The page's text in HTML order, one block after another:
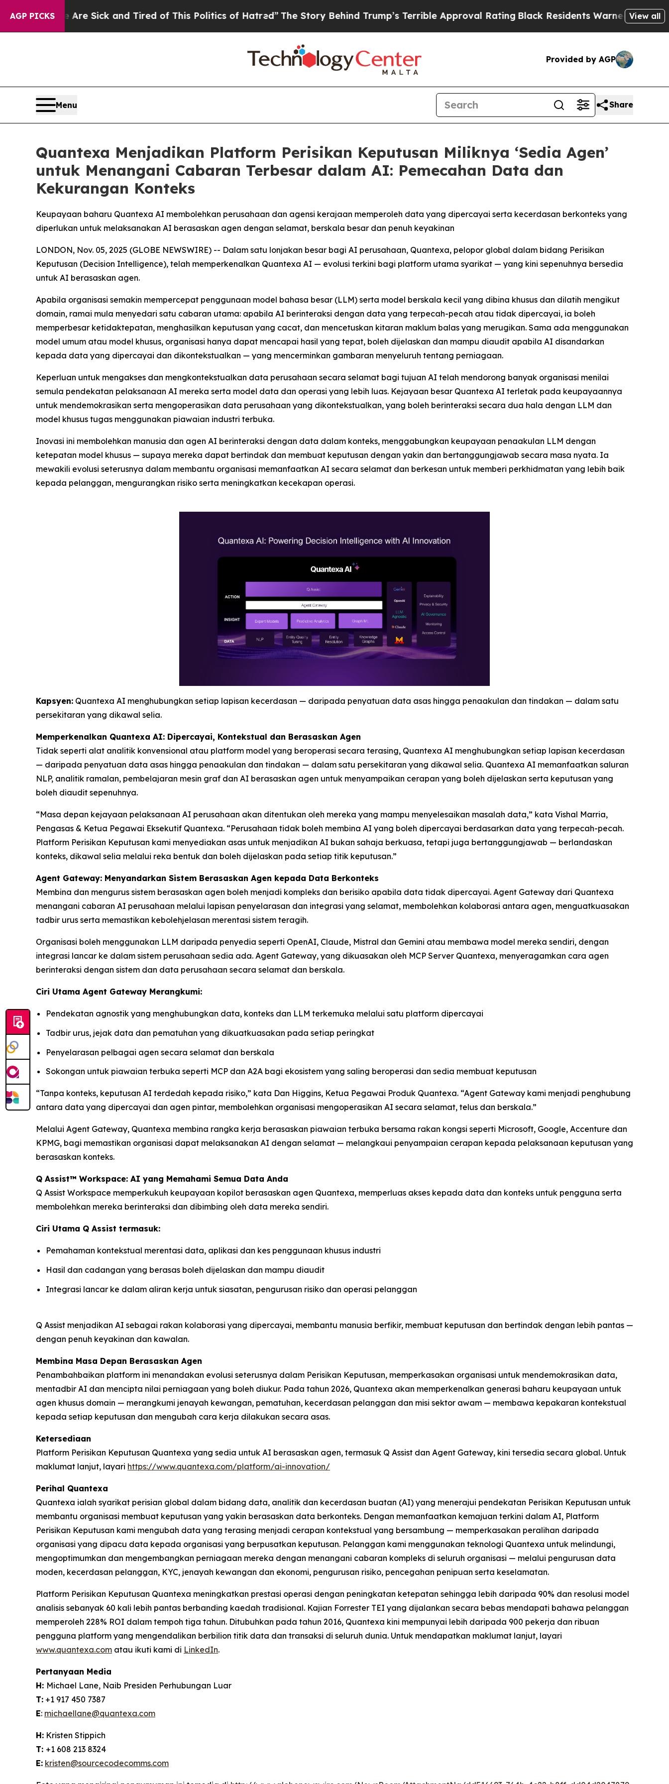
AGP PICKS
Are Sick and Tired of This Politics of Hatred”The Story Behind Trump’s Terrible Approval RatingBlack Residents Warned of Abusive Cops for
View all
Provided by AGP
Menu Share
Quantexa Menjadikan Platform Perisikan Keputusan Miliknya ‘Sedia Agen’
untuk Menangani Cabaran Terbesar dalam AI: Pemecahan Data dan
Kekurangan Konteks
Keupayaan baharu Quantexa AI membolehkan perusahaan dan agensi kerajaan memperoleh data yang dipercayai serta kecerdasan berkonteks yang
diperlukan untuk melaksanakan AI berasaskan agen dengan selamat, berskala besar dan penuh keyakinan
LONDON, Nov. 05, 2025 (GLOBE NEWSWIRE) -- Dalam satu lonjakan besar bagi AI perusahaan, Quantexa, pelopor global dalam bidang Perisikan
Keputusan (Decision Intelligence), telah memperkenalkan Quantexa AI — evolusi terkini bagi platform utama syarikat — yang kini sepenuhnya bersedia
untuk AI berasaskan agen.
Apabila organisasi semakin mempercepat penggunaan model bahasa besar (LLM) serta model berskala kecil yang dibina khusus dan dilatih mengikut
domain, ramai mula menyedari satu cabaran utama: apabila AI berinteraksi dengan data yang terpecah-pecah atau tidak dipercayai, ia boleh
memperbesar ketidaktepatan, menghasilkan keputusan yang cacat, dan mencetuskan kitaran maklum balas yang merugikan. Sama ada menggunakan
model umum atau model khusus, organisasi hanya dapat mencapai hasil yang tepat, boleh dijelaskan dan mampu diaudit apabila AI disandarkan
kepada data yang dipercayai dan dikontekstualkan — yang mencerminkan gambaran menyeluruh tentang perniagaan.
Keperluan untuk mengakses dan mengkontekstualkan data perusahaan secara selamat bagi tujuan AI telah mendorong banyak organisasi menilai
semula pendekatan pelaksanaan AI mereka serta model data dan operasi yang lebih luas. Kejayaan besar Quantexa AI terletak pada keupayaannya
untuk mendemokrasikan serta mengoperasikan data perusahaan yang dikontekstualkan, yang boleh berinteraksi secara dua hala dengan LLM dan
model khusus tugas menggunakan piawaian industri terbuka.
Inovasi ini membolehkan manusia dan agen AI berinteraksi dengan data dalam konteks, menggabungkan keupayaan penaakulan LLM dengan
ketepatan model khusus — supaya mereka dapat bertindak dan membuat keputusan dengan yakin dan bertanggungjawab secara masa nyata. Ia
mewakili evolusi seterusnya dalam membantu organisasi memanfaatkan AI secara selamat dan berkesan untuk memberi perkhidmatan yang lebih baik
kepada pelanggan, mengurangkan risiko serta meningkatkan kecekapan operasi.
Kapsyen: Quantexa AI menghubungkan setiap lapisan kecerdasan — daripada penyatuan data asas hingga penaakulan dan tindakan — dalam satu
persekitaran yang dikawal selia.
Memperkenalkan Quantexa AI: Dipercayai, Kontekstual dan Berasaskan Agen
Tidak seperti alat analitik konvensional atau platform model yang beroperasi secara terasing, Quantexa AI menghubungkan setiap lapisan kecerdasan
— daripada penyatuan data asas hingga penaakulan dan tindakan — dalam satu persekitaran yang dikawal selia. Quantexa AI memanfaatkan saluran
NLP, analitik ramalan, pembelajaran mesin graf dan AI berasaskan agen untuk menyampaikan cerapan yang boleh dijelaskan serta keputusan yang
boleh diaudit sepenuhnya.
“Masa depan kejayaan pelaksanaan AI perusahaan akan ditentukan oleh mereka yang mampu menyelesaikan masalah data,” kata Vishal Marria,
Pengasas & Ketua Pegawai Eksekutif Quantexa. “Perusahaan tidak boleh membina AI yang boleh dipercayai berdasarkan data yang terpecah-pecah.
Platform Perisikan Keputusan kami menyediakan asas untuk menjadikan AI bukan sahaja berkuasa, tetapi juga bertanggungjawab — berlandaskan
konteks, dikawal selia melalui reka bentuk dan boleh dijelaskan pada setiap titik keputusan.”
Agent Gateway: Menyandarkan Sistem Berasaskan Agen kepada Data Berkonteks
Membina dan mengurus sistem berasaskan agen boleh menjadi kompleks dan berisiko apabila data tidak dipercayai. Agent Gateway dari Quantexa
menangani cabaran AI perusahaan melalui lapisan penyelarasan dan integrasi yang selamat, membolehkan kolaborasi antara agen, menguatkuasakan
tadbir urus serta memastikan kebolehjelasan merentasi sistem teragih.
Organisasi boleh menggunakan LLM daripada penyedia seperti OpenAI, Claude, Mistral dan Gemini atau membawa model mereka sendiri, dengan
integrasi lancar ke dalam sistem perusahaan sedia ada. Agent Gateway, yang dikuasakan oleh MCP Server Quantexa, menyeragamkan cara agen
berinteraksi dengan sistem dan data perusahaan secara selamat dan berskala.
Ciri Utama Agent Gateway Merangkumi:
Pendekatan agnostik yang menghubungkan data, konteks dan LLM terkemuka melalui satu platform dipercayai
Tadbir urus, jejak data dan pematuhan yang dikuatkuasakan pada setiap peringkat
Penyelarasan pelbagai agen secara selamat dan berskala
Sokongan untuk piawaian terbuka seperti MCP dan A2A bagi ekosistem yang saling beroperasi dan sedia membuat keputusan
“Tanpa konteks, keputusan AI terdedah kepada risiko,” kata Dan Higgins, Ketua Pegawai Produk Quantexa. “Agent Gateway kami menjadi penghubung
antara data yang dipercayai dan agen pintar, membolehkan organisasi mengoperasikan AI secara selamat, telus dan berskala.”
Melalui Agent Gateway, Quantexa membina rangka kerja berasaskan piawaian terbuka bersama rakan kongsi seperti Microsoft, Google, Accenture dan
KPMG, bagi memastikan organisasi dapat melaksanakan AI dengan selamat — melangkaui penyampaian cerapan kepada pelaksanaan keputusan yang
berasaskan konteks.
Q Assist™ Workspace: AI yang Memahami Semua Data Anda
Q Assist Workspace memperkukuh keupayaan kopilot berasaskan agen Quantexa, memperluas akses kepada data dan konteks untuk pengguna serta
membolehkan mereka berinteraksi dan dibimbing oleh data mereka sendiri.
Ciri Utama Q Assist termasuk:
Pemahaman kontekstual merentasi data, aplikasi dan kes penggunaan khusus industri
Hasil dan cadangan yang berasas boleh dijelaskan dan mampu diaudit
Integrasi lancar ke dalam aliran kerja untuk siasatan, pengurusan risiko dan operasi pelanggan
Q Assist menjadikan AI sebagai rakan kolaborasi yang dipercayai, membantu manusia berfikir, membuat keputusan dan bertindak dengan lebih pantas —
dengan penuh keyakinan dan kawalan.
Membina Masa Depan Berasaskan Agen
Penambahbaikan platform ini menandakan evolusi seterusnya dalam Perisikan Keputusan, memperkasakan organisasi untuk mendemokrasikan data,
mentadbir AI dan mencipta nilai perniagaan yang boleh diukur. Pada tahun 2026, Quantexa akan memperkenalkan generasi baharu keupayaan untuk
agen khusus domain — merangkumi jenayah kewangan, pematuhan, kecerdasan pelanggan dan misi sektor awam — membawa kepakaran kontekstual
kepada setiap keputusan dan mengubah cara kerja dilakukan secara asas.
Ketersediaan
Platform Perisikan Keputusan Quantexa yang sedia untuk AI berasaskan agen, termasuk Q Assist dan Agent Gateway, kini tersedia secara global. Untuk
maklumat lanjut, layari https://www.quantexa.com/platform/ai-innovation/
Perihal Quantexa
Quantexa ialah syarikat perisian global dalam bidang data, analitik dan kecerdasan buatan (AI) yang menerajui pendekatan Perisikan Keputusan untuk
membantu organisasi membuat keputusan yang yakin berasaskan data berkonteks. Dengan memanfaatkan kemajuan terkini dalam AI, Platform
Perisikan Keputusan kami mengubah data yang terasing menjadi cerapan kontekstual yang bersambung — memperkasakan peralihan daripada
organisasi yang dipacu data kepada organisasi yang berpusatkan keputusan. Pelanggan kami menggunakan teknologi Quantexa untuk melindungi,
mengoptimumkan dan mengembangkan perniagaan mereka dengan menangani cabaran kompleks di seluruh organisasi — melalui pengurusan data
moden, kecerdasan pelanggan, KYC, jenayah kewangan dan ekonomi, pengurusan risiko, pencegahan penipuan serta keselamatan.
Platform Perisikan Keputusan Quantexa meningkatkan prestasi operasi dengan peningkatan ketepatan sehingga lebih daripada 90% dan resolusi model
analisis sebanyak 60 kali lebih pantas berbanding kaedah tradisional. Kajian Forrester TEI yang dijalankan secara bebas mendapati bahawa pelanggan
memperoleh 228% ROI dalam tempoh tiga tahun. Ditubuhkan pada tahun 2016, Quantexa kini mempunyai lebih daripada 900 pekerja dan ribuan
pengguna platform yang mengendalikan berbilion titik data dan transaksi di seluruh dunia. Untuk mendapatkan maklumat lanjut, layari
www.quantexa.com atau ikuti kami di LinkedIn.
Pertanyaan Media
H: Michael Lane, Naib Presiden Perhubungan Luar
T: +1 917 450 7387
E: michaellane@quantexa.com
H: Kristen Stippich
T: +1 608 213 8324
E: kristen@sourcecodecomms.com